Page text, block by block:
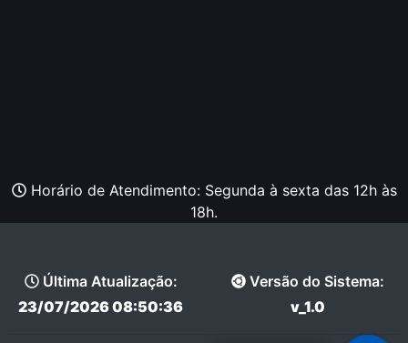
Horário de Atendimento: Segunda à sexta das 12h às
18h.
Última Atualização:
23/07/2026 08:50:36
Versão do Sistema:
v_1.0